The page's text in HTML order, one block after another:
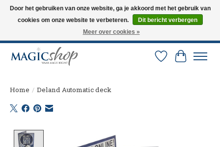
Altijd de nieuwste trucs op voorraad. Snelle verzending via PostNL en DHL.
Langskomen in onze winkel? Bel of mail om een afspraak te maken. 0251-
Verlanglijst
Home / Deland Automatic deck
Product image slideshow Items
Door het gebruiken van onze website, ga je akkoord met het gebruik van
cookies om onze website te verbeteren.
Dit bericht verbergen
Meer over cookies »